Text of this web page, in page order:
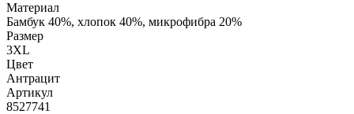
Материал
Бамбук 40%, хлопок 40%, микрофибра 20%
Размер
3XL
Цвет
Антрацит
Артикул
8527741